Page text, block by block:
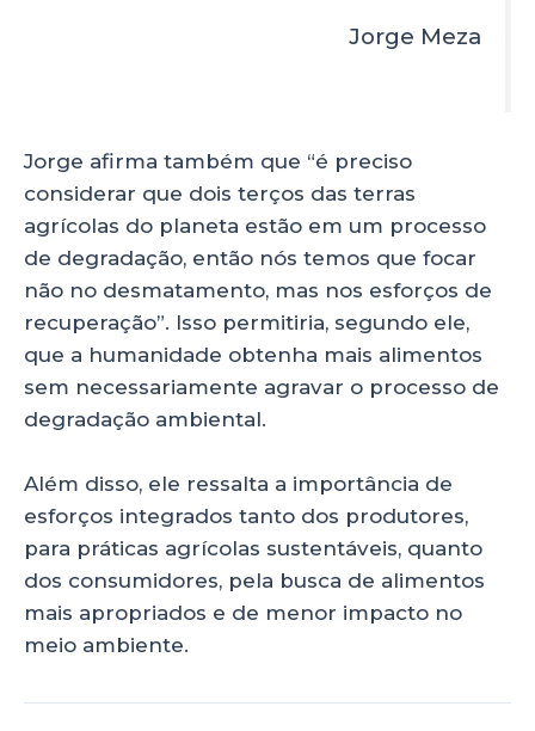
Jorge Meza
Jorge afirma também que “é preciso
considerar que dois terços das terras
agrícolas do planeta estão em um processo
de degradação, então nós temos que focar
não no desmatamento, mas nos esforços de
recuperação”. Isso permitiria, segundo ele,
que a humanidade obtenha mais alimentos
sem necessariamente agravar o processo de
degradação ambiental.
Além disso, ele ressalta a importância de
esforços integrados tanto dos produtores,
para práticas agrícolas sustentáveis, quanto
dos consumidores, pela busca de alimentos
mais apropriados e de menor impacto no
meio ambiente.